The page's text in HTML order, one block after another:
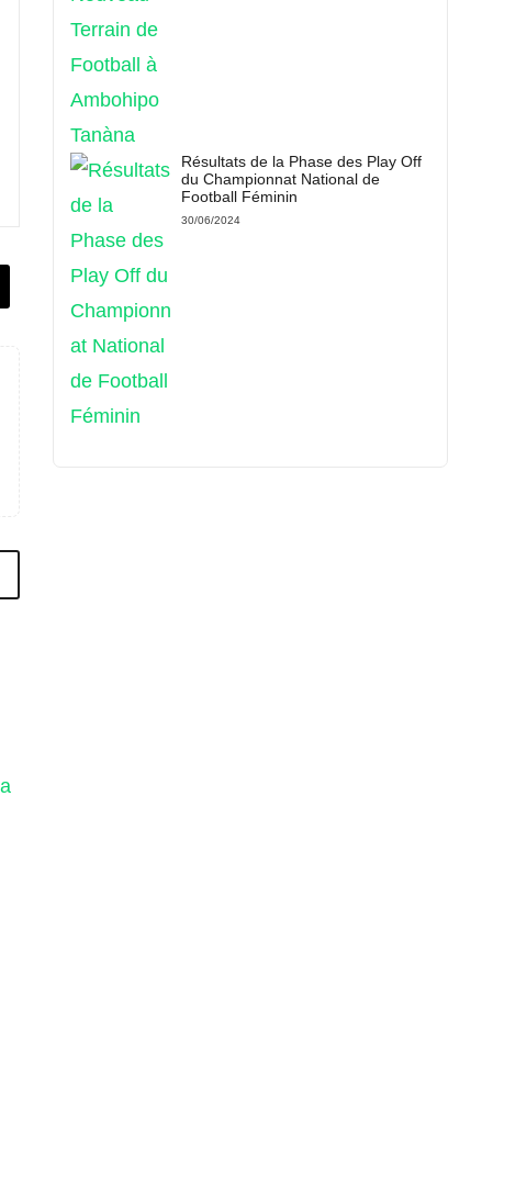
Résultats de la Phase des Play Off
du Championnat National de
Football Féminin
30/06/2024